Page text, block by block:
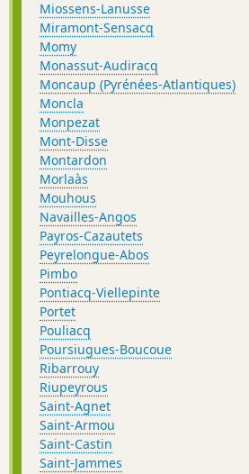
Miossens-Lanusse
Miramont-Sensacq
Momy
Monassut-Audiracq
Moncaup (Pyrénées-Atlantiques)
Moncla
Monpezat
Mont-Disse
Montardon
Morlaàs
Mouhous
Navailles-Angos
Payros-Cazautets
Peyrelongue-Abos
Pimbo
Pontiacq-Viellepinte
Portet
Pouliacq
Poursiugues-Boucoue
Ribarrouy
Riupeyrous
Saint-Agnet
Saint-Armou
Saint-Castin
Saint-Jammes